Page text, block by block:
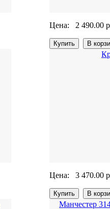
Цена: 2 490.00
Цена: 3 470.00
Манчестер